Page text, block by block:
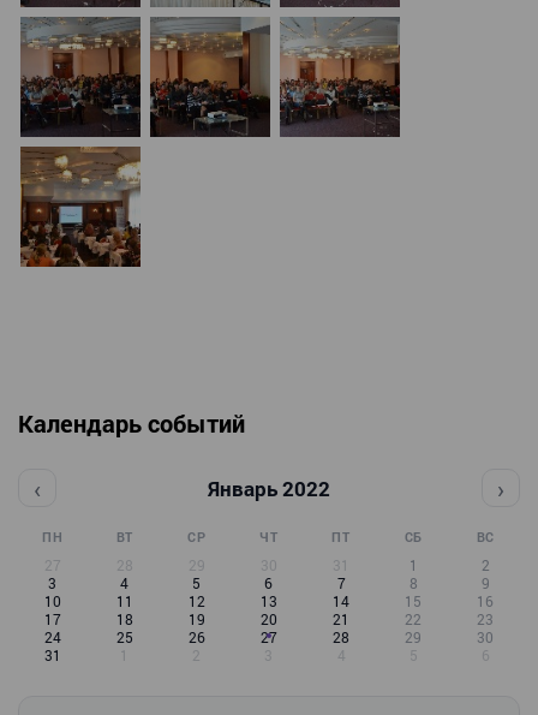
Календарь событий
‹ Январь 2022 ›
ПН ВТ СР ЧТ ПТ СБ ВС
27 28 29 30 31 1
2
3
4 5 6 7 8
9
10
11 12 13 14 15
16
17
18 19 20 21 22
23
24
25 26 27 28 29
30
31
1 2 3 4 5 6